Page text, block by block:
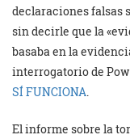
declaraciones falsas
sin decirle que la
basaba en la
interrogatorio de
SÍ FUNCIONA.
El informe sobre la